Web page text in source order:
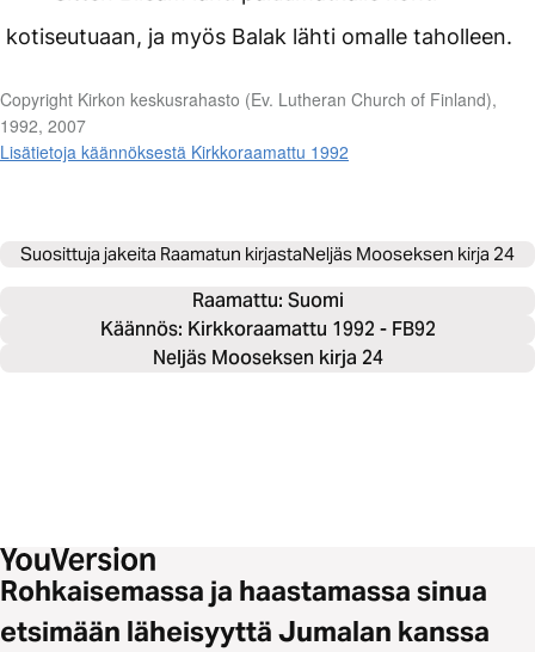
kotiseutuaan, ja myös Balak lähti omalle taholleen.
Copyright Kirkon keskusrahasto (Ev. Lutheran Church of Finland),
1992, 2007
Lisätietoja käännöksestä Kirkkoraamattu 1992
Suosittuja jakeita Raamatun kirjastaNeljäs Mooseksen kirja 24
Raamattu: Suomi
Käännös: Kirkkoraamattu 1992 - FB92
Neljäs Mooseksen kirja 24
Rohkaisemassa ja haastamassa sinua
etsimään läheisyyttä Jumalan kanssa